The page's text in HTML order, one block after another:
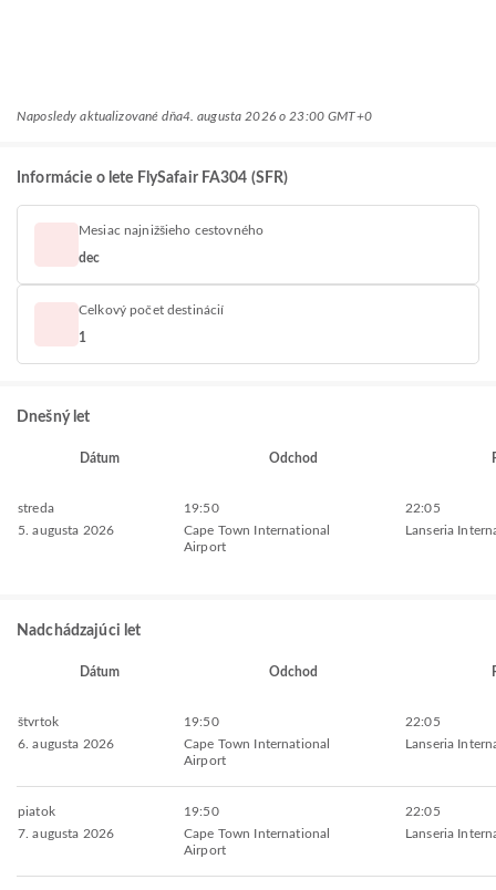
Naposledy aktualizované dňa4. augusta 2026 o 23:00 GMT+0
Informácie o lete FlySafair FA304 (SFR)
Mesiac najnižšieho cestovného
dec
Celkový počet destinácií
1
Dnešný let
Dátum Odchod
streda
5. augusta 2026
19:50
Cape Town International
Airport
22:05
Lanseria
Nadchádzajúci let
Dátum Odchod
štvrtok
6. augusta 2026
19:50
Cape Town International
Airport
22:05
Lanseria
piatok
7. augusta 2026
19:50
Cape Town International
Airport
22:05
Lanseria